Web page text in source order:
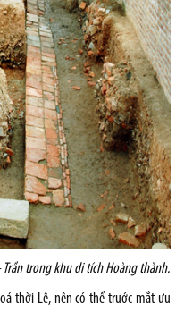
trong khu di tích Hoàng thành.
thời Lê, nên có thể trước mắt ưu